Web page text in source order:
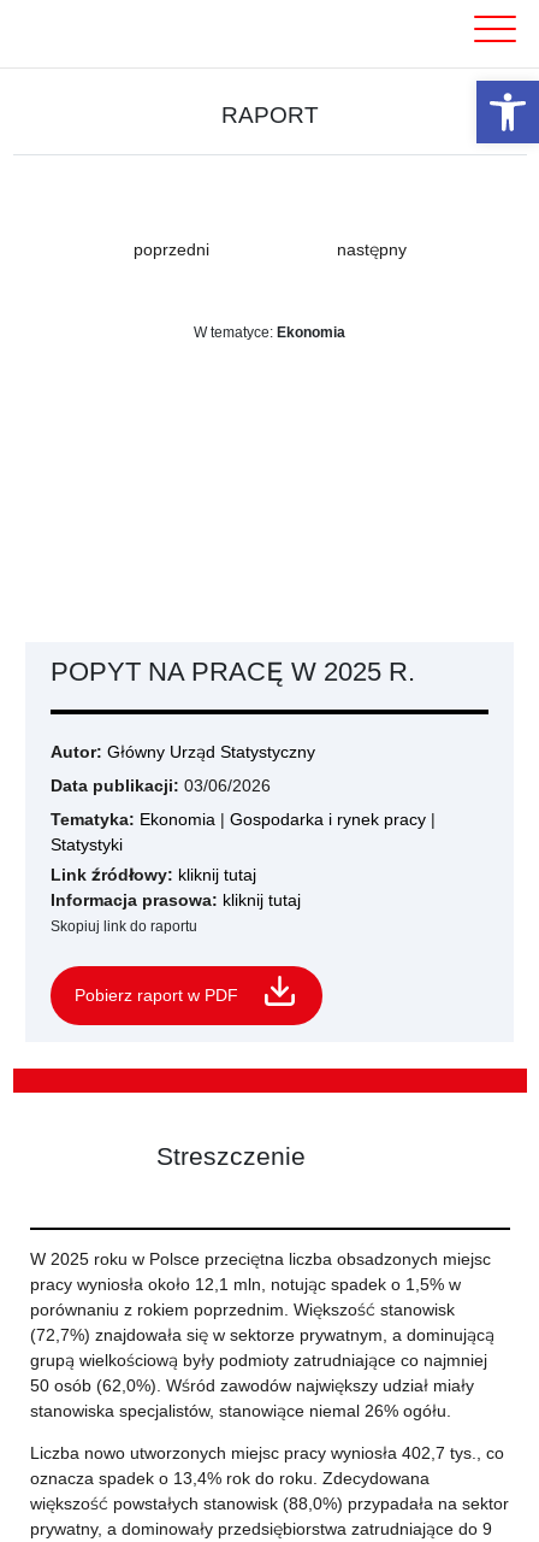
RAPORT
poprzedni następny
W tematyce: Ekonomia
POPYT NA PRACĘ W 2025 R.
Autor: Główny Urząd Statystyczny
Data publikacji: 03/06/2026
Tematyka: Ekonomia | Gospodarka i rynek pracy |
Statystyki
Link źródłowy: kliknij tutaj
Informacja prasowa: kliknij tutaj
Skopiuj link do raportu
Pobierz raport w PDF
Streszczenie
W 2025 roku w Polsce przeciętna liczba obsadzonych miejsc
pracy wyniosła około 12,1 mln, notując spadek o 1,5% w
porównaniu z rokiem poprzednim. Większość stanowisk
(72,7%) znajdowała się w sektorze prywatnym, a dominującą
grupą wielkościową były podmioty zatrudniające co najmniej
50 osób (62,0%). Wśród zawodów największy udział miały
stanowiska specjalistów, stanowiące niemal 26% ogółu.
Liczba nowo utworzonych miejsc pracy wyniosła 402,7 tys., co
oznacza spadek o 13,4% rok do roku. Zdecydowana
większość powstałych stanowisk (88,0%) przypadała na sektor
prywatny, a dominowały przedsiębiorstwa zatrudniające do 9